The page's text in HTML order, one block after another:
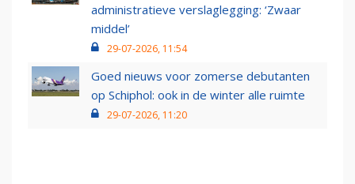
administratieve verslaglegging: ‘Zwaar
middel’
29-07-2026, 11:54
Goed nieuws voor zomerse debutanten
op Schiphol: ook in de winter alle ruimte
29-07-2026, 11:20